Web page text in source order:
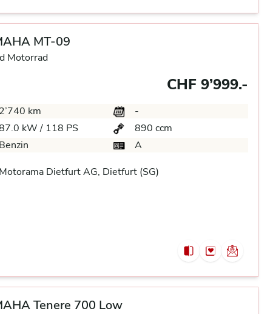
MT-09
Motorrad
CHF 9’999.-
2’740 km
-
kW / 118 PS
890 ccm
Benzin
A
Motorama Dietfurt AG, Dietfurt (SG)
Tenere 700 Low